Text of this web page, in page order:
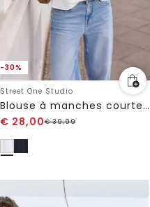
-30%
Street One Studio
Blouse à manches courtes à volants
€ 28,00€39,99